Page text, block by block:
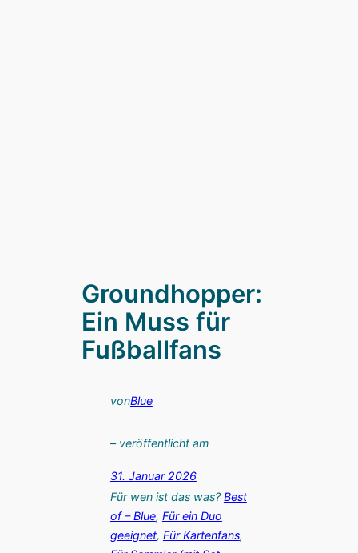
Groundhopper:
Ein Muss für
Fußballfans
vonBlue
– veröffentlicht am
31. Januar 2026
Für wen ist das was?Best
of – Blue, Für ein Duo
geeignet, Für Kartenfans